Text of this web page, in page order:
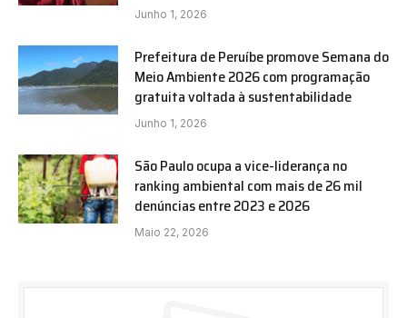
Junho 1, 2026
Prefeitura de Peruíbe promove Semana do
Meio Ambiente 2026 com programação
gratuita voltada à sustentabilidade
Junho 1, 2026
São Paulo ocupa a vice-liderança no
ranking ambiental com mais de 26 mil
denúncias entre 2023 e 2026
Maio 22, 2026